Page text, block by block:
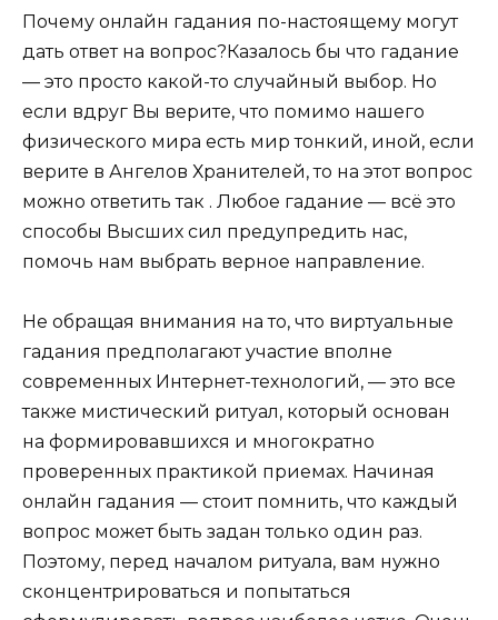
Почему онлайн гадания по-настоящему могут
дать ответ на вопрос?Казалось бы что гадание
— это просто какой-то случайный выбор. Но
если вдруг Вы верите, что помимо нашего
физического мира есть мир тонкий, иной, если
верите в Ангелов Хранителей, то на этот вопрос
можно ответить так . Любое гадание — всё это
способы Высших сил предупредить нас,
помочь нам выбрать верное направление.
Не обращая внимания на то, что виртуальные
гадания предполагают участие вполне
современных Интернет-технологий, — это все
также мистический ритуал, который основан
на формировавшихся и многократно
проверенных практикой приемах. Начиная
онлайн гадания — стоит помнить, что каждый
вопрос может быть задан только один раз.
Поэтому, перед началом ритуала, вам нужно
сконцентрироваться и попытаться